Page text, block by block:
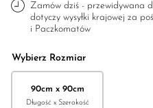
Zamów dziś - przewidywana
dotyczy wysyłki krajowej za
i Paczkomatów
Wybierz Rozmiar
90cm x 90cm
Długość x Szerokość